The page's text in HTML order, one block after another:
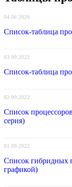
04.06.2026
Список-таблица
03.09.2022
Список-таблица
02.09.2022
Список
серия)
01.09.2022
Список гибридных
графикой)